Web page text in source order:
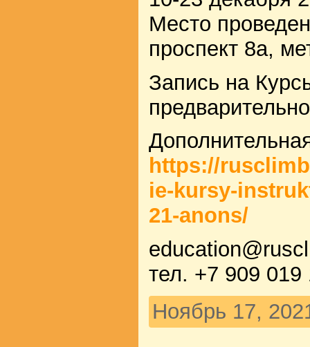
Место
проспект 8а,
Запись на
https://
ie-kursy-
21-anons/
тел. +7 909 019
Ноябрь 17,